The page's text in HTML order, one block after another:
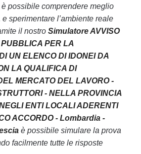
è possibile comprendere meglio
sperimentare l’ambiente reale
il nostro Simulatore AVVISO
PER LA
UN ELENCO DI IDONEI DA
LA QUALIFICA DI
MERCATO DEL LAVORO -
- NELLA PROVINCIA
ENTI LOCALI ADERENTI
ACCORDO - Lombardia -
è possibile simulare la prova
facilmente tutte le risposte